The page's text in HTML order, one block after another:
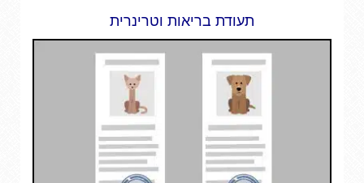
תעודת בריאות וטרינרית